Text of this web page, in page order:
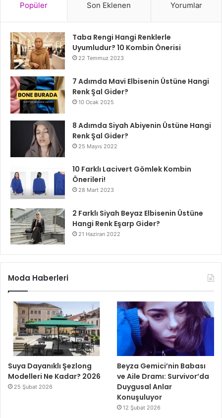
Popüler Son Eklenen Yorumlar
Taba Rengi Hangi Renklerle
Uyumludur? 10 Kombin Önerisi
22 Temmuz 2023
7 Adımda Mavi Elbisenin Üstüne Hangi
Renk Şal Gider?
10 Ocak 2025
8 Adımda Siyah Abiyenin Üstüne Hangi
Renk Şal Gider?
25 Mayıs 2022
10 Farklı Lacivert Gömlek Kombin
Önerileri!
28 Mart 2023
2 Farklı Siyah Beyaz Elbisenin Üstüne
Hangi Renk Eşarp Gider?
21 Haziran 2022
Moda Haberleri
Suya Dayanıklı Şezlong
Modelleri Ne Kadar? 2026
25 Şubat 2026
Beyza Gemici’nin Babası
ve Aile Dramı: Survivor’da
Duygusal Anlar
Konuşuluyor
12 Şubat 2026